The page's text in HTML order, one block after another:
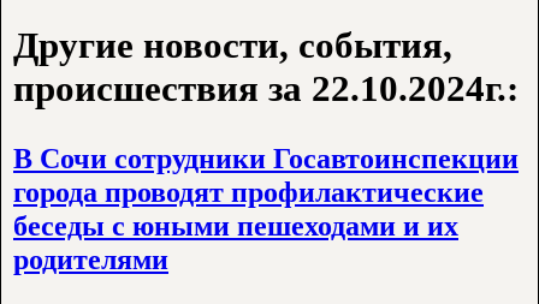
Другие новости, события,
происшествия за 22.10.2024г.:
В Сочи сотрудники Госавтоинспекции
города проводят профилактические
беседы с юными пешеходами и их
родителями